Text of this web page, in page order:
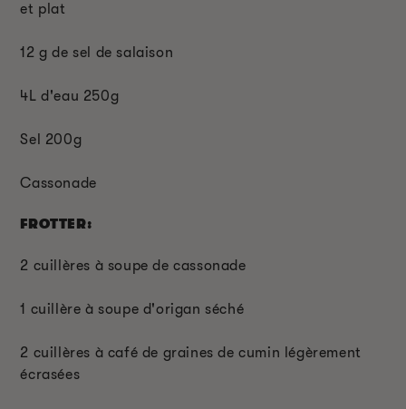
et plat
12 g de sel de salaison
4L d'eau 250g
Sel 200g
Cassonade
FROTTER:
2 cuillères à soupe de cassonade
1 cuillère à soupe d'origan séché
2 cuillères à café de graines de cumin légèrement
écrasées